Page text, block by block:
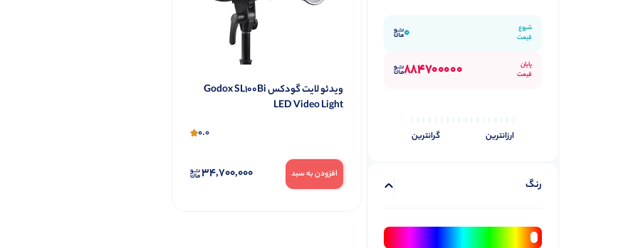
شروع
قیمت
0
پایان
قیمت
884700000
ارزانترین گرانترین
رنگ
ویدئو لایت گودکس Godox SL100Bi
LED Video Light
0.0
افزودن به سبد 34,700,000